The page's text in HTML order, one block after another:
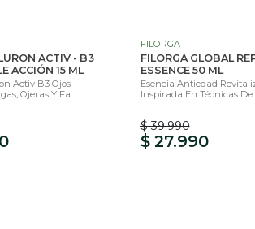
ACTIV - B3
ACCIÓN 15 ML
Activ B3 Ojos
Ojeras Y Fa...
FILORGA
FILORGA GLOBAL
ESSENCE 50 ML
Esencia Antiedad
Inspirada En Técnicas De
$ 39.990
$ 27.990